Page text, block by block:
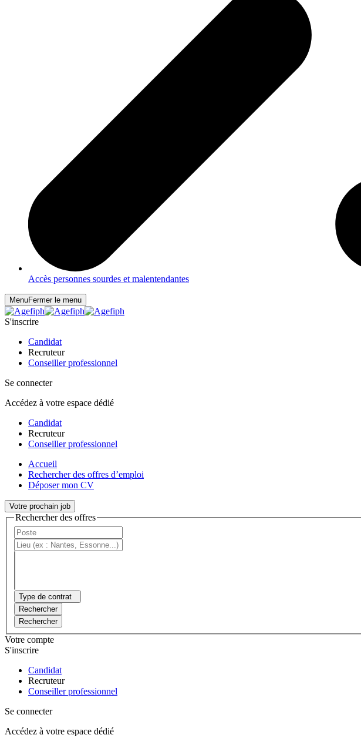
Accès personnes sourdes et malentendantes
MenuFermer le menu
S'inscrire
Candidat
Recruteur
Conseiller professionnel
Se connecter
Accédez à votre espace dédié
Candidat
Recruteur
Conseiller professionnel
Accueil
Rechercher des offres d’emploi
Déposer mon CV
Votre prochain job
Rechercher des offres
Type de contrat
Rechercher
Rechercher
Votre compte
S'inscrire
Candidat
Recruteur
Conseiller professionnel
Se connecter
Accédez à votre espace dédié